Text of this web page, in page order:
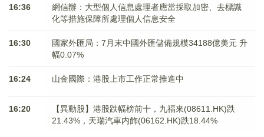
16:36
網信辦：大型個人信息處理者應當採取加密、去標識
化等措施保障所處理個人信息安全
16:30
國家外匯局：7月末中國外匯儲備規模34188億美元 升
幅0.07%
16:24 山金國際：港股上市工作正常推進中
16:20
【異動股】港股跌幅榜前十，九福來(08611.HK)跌
21.43%，天瑞汽車内飾(06162.HK)跌18.44%